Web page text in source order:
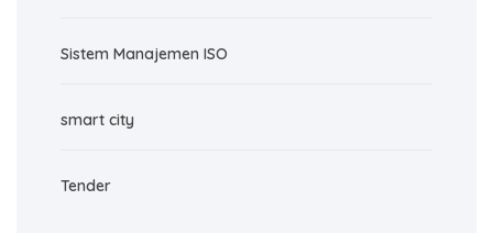
Sistem Manajemen ISO
smart city
Tender